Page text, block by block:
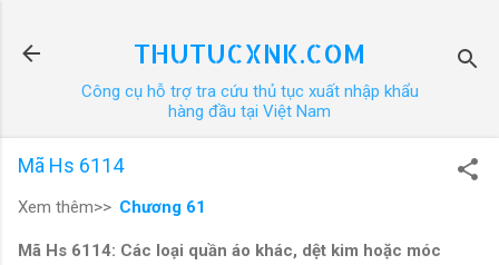
THUTUCXNK.COM
Công cụ hỗ trợ tra cứu thủ tục xuất nhập khẩu
hàng đầu tại Việt Nam
Mã Hs 6114
Xem thêm>> Chương 61
Mã Hs 6114: Các loại quần áo khác, dệt kim hoặc móc